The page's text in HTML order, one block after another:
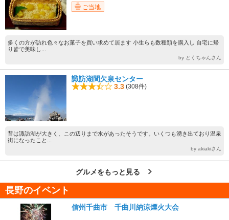
ご当地
多くの方が訪れ色々なお菓子を買い求めて居ます 小生らも数種類を購入し 自宅に帰
り皆で美味し...
by とくちゃんさん
諏訪湖間欠泉センター
3.3 (308件)
昔は諏訪湖が大きく、この辺りまで水があったそうです。いくつも湧き出ており温泉
街になったこと...
by akiakiさん
グルメをもっと見る
長野のイベント
信州千曲市 千曲川納涼煙火大会